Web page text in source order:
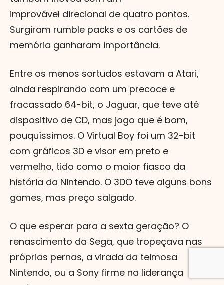
improvável direcional de quatro pontos.
Surgiram rumble packs e os cartões de
memória ganharam importância.
Entre os menos sortudos estavam a Atari,
ainda respirando com um precoce e
fracassado 64-bit, o Jaguar, que teve até
dispositivo de CD, mas jogo que é bom,
pouquíssimos. O Virtual Boy foi um 32-bit
com gráficos 3D e visor em preto e
vermelho, tido como o maior fiasco da
história da Nintendo. O 3DO teve alguns bons
games, mas preço salgado.
O que esperar para a sexta geração? O
renascimento da Sega, que tropeçava nas
próprias pernas, a virada da teimosa
Nintendo, ou a Sony firme na liderança